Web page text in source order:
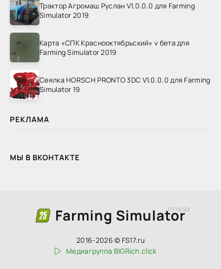
Трактор Агромаш Руслан V1.0.0.0 для Farming
Simulator 2019
Карта «СПК Краснооктябрьский» v бета для
Farming Simulator 2019
Сеялка HORSCH PRONTO 3DC V1.0.0.0 для Farming
Simulator 19
РЕКЛАМА
МЫ В ВКОНТАКТЕ
Farming Simulator
17/19/22
2016-2026 © FS17.ru
Медиагруппа BIGRich.click